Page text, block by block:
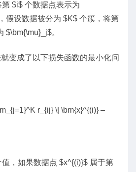
$i$ 个数据点表示为
假设数据被分为 $K$ 个簇，将第
$\bm{\mu}_j$。
变成了以下损失函数的最小化问
r_{ij} \| \bm{x}^{(i)} –
，如果数据点 $x^{(i)}$ 属于第